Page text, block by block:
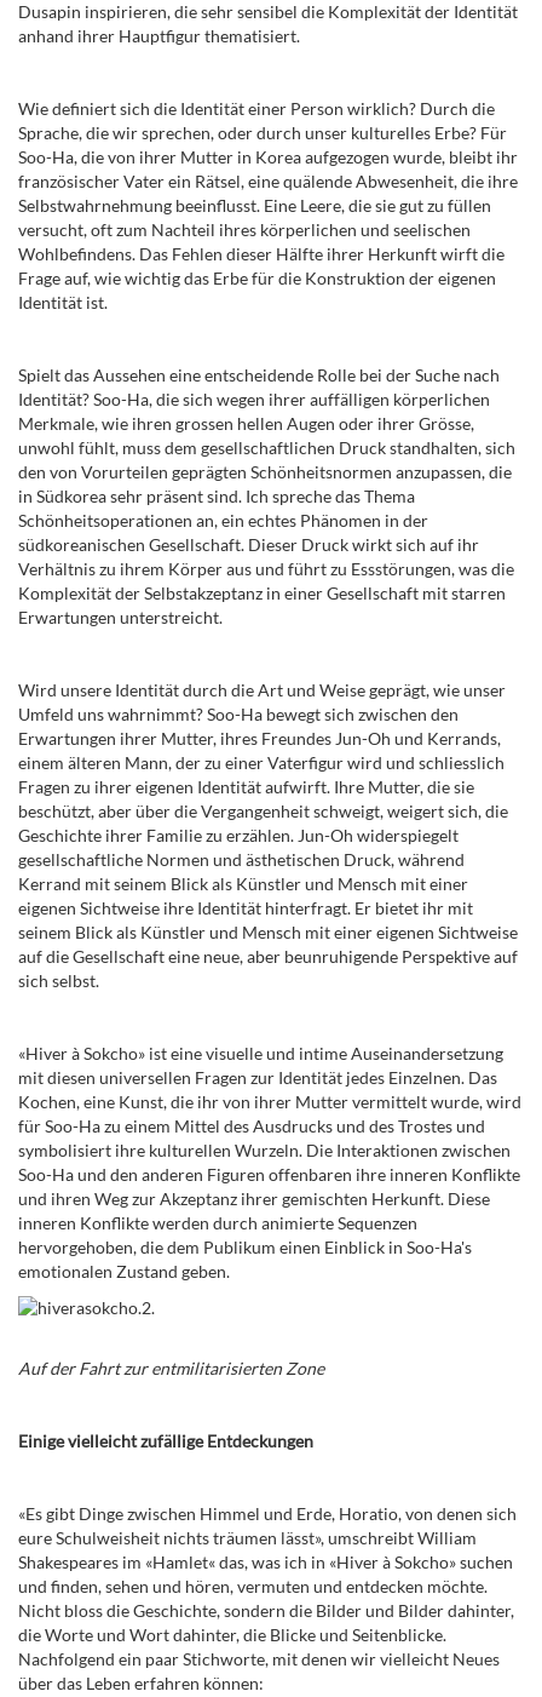
Dusapin inspirieren, die sehr sensibel die Komplexität der Identität
anhand ihrer Hauptfigur thematisiert.
Wie definiert sich die Identität einer Person wirklich? Durch die
Sprache, die wir sprechen, oder durch unser kulturelles Erbe? Für
Soo-Ha, die von ihrer Mutter in Korea aufgezogen wurde, bleibt ihr
französischer Vater ein Rätsel, eine quälende Abwesenheit, die ihre
Selbstwahrnehmung beeinflusst. Eine Leere, die sie gut zu füllen
versucht, oft zum Nachteil ihres körperlichen und seelischen
Wohlbefindens. Das Fehlen dieser Hälfte ihrer Herkunft wirft die
Frage auf, wie wichtig das Erbe für die Konstruktion der eigenen
Identität ist.
Spielt das Aussehen eine entscheidende Rolle bei der Suche nach
Identität? Soo-Ha, die sich wegen ihrer auffälligen körperlichen
Merkmale, wie ihren grossen hellen Augen oder ihrer Grösse,
unwohl fühlt, muss dem gesellschaftlichen Druck standhalten, sich
den von Vorurteilen geprägten Schönheitsnormen anzupassen, die
in Südkorea sehr präsent sind. Ich spreche das Thema
Schönheitsoperationen an, ein echtes Phänomen in der
südkoreanischen Gesellschaft. Dieser Druck wirkt sich auf ihr
Verhältnis zu ihrem Körper aus und führt zu Essstörungen, was die
Komplexität der Selbstakzeptanz in einer Gesellschaft mit starren
Erwartungen unterstreicht.
Wird unsere Identität durch die Art und Weise geprägt, wie unser
Umfeld uns wahrnimmt? Soo-Ha bewegt sich zwischen den
Erwartungen ihrer Mutter, ihres Freundes Jun-Oh und Kerrands,
einem älteren Mann, der zu einer Vaterfigur wird und schliesslich
Fragen zu ihrer eigenen Identität aufwirft. Ihre Mutter, die sie
beschützt, aber über die Vergangenheit schweigt, weigert sich, die
Geschichte ihrer Familie zu erzählen. Jun-Oh widerspiegelt
gesellschaftliche Normen und ästhetischen Druck, während
Kerrand mit seinem Blick als Künstler und Mensch mit einer
eigenen Sichtweise ihre Identität hinterfragt. Er bietet ihr mit
seinem Blick als Künstler und Mensch mit einer eigenen Sichtweise
auf die Gesellschaft eine neue, aber beunruhigende Perspektive auf
sich selbst.
«Hiver à Sokcho» ist eine visuelle und intime Auseinandersetzung
mit diesen universellen Fragen zur Identität jedes Einzelnen. Das
Kochen, eine Kunst, die ihr von ihrer Mutter vermittelt wurde, wird
für Soo-Ha zu einem Mittel des Ausdrucks und des Trostes und
symbolisiert ihre kulturellen Wurzeln. Die Interaktionen zwischen
Soo-Ha und den anderen Figuren offenbaren ihre inneren Konflikte
und ihren Weg zur Akzeptanz ihrer gemischten Herkunft. Diese
inneren Konflikte werden durch animierte Sequenzen
hervorgehoben, die dem Publikum einen Einblick in Soo-Ha's
emotionalen Zustand geben.
Auf der Fahrt zur entmilitarisierten Zone
Einige vielleicht zufällige Entdeckungen
«Es gibt Dinge zwischen Himmel und Erde, Horatio, von denen sich
eure Schulweisheit nichts träumen lässt», umschreibt William
Shakespeares im «Hamlet« das, was ich in «Hiver à Sokcho» suchen
und finden, sehen und hören, vermuten und entdecken möchte.
Nicht bloss die Geschichte, sondern die Bilder und Bilder dahinter,
die Worte und Wort dahinter, die Blicke und Seitenblicke.
Nachfolgend ein paar Stichworte, mit denen wir vielleicht Neues
über das Leben erfahren können: